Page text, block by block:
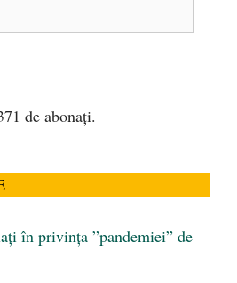
de abonați.
în privința ”pandemiei” de